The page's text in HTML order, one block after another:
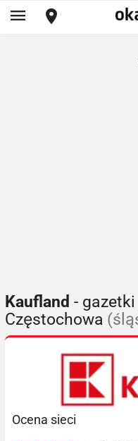
Kaufland -
Częstochowa
Ocena sieci